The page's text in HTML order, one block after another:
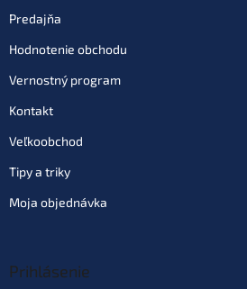
Predajňa
Hodnotenie obchodu
Vernostný program
Kontakt
Veľkoobchod
Tipy a triky
Moja objednávka
Prihlásenie